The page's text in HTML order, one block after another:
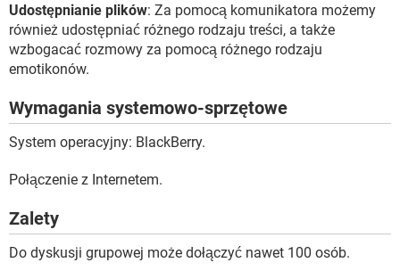
Udostępnianie plików: Za pomocą komunikatora możemy
również udostępniać różnego rodzaju treści, a także
wzbogacać rozmowy za pomocą różnego rodzaju
emotikonów.
Wymagania systemowo-sprzętowe
System operacyjny: BlackBerry.
Połączenie z Internetem.
Zalety
Do dyskusji grupowej może dołączyć nawet 100 osób.